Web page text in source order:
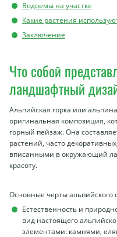
Водоемы на участке
Какие растения
Заключение
Что собой
ландшафтный
Альпийская горка или
оригинальная композиция,
горный пейзаж. Она
растений, часто
вписанными в окружающий
красоту.
Основные черты альпийского
Естественность и
вид настоящего
элементами: камнями,